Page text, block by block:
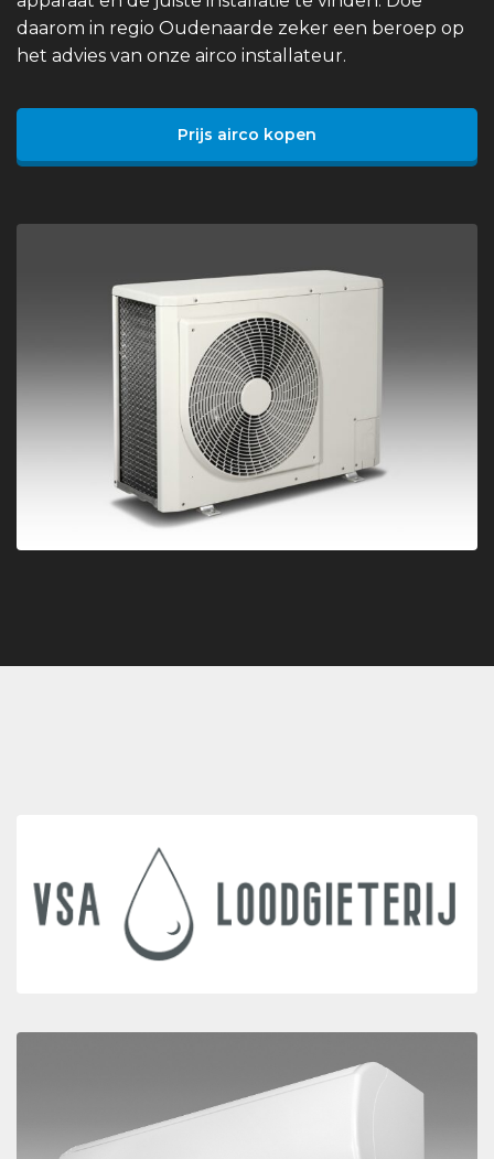
daarom in regio Oudenaarde zeker een beroep op
het advies van onze airco installateur.
Prijs airco kopen